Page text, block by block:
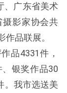
、广东省美术
影家协会共
品联展。
品4331件，
银奖作品30
。我市选送美